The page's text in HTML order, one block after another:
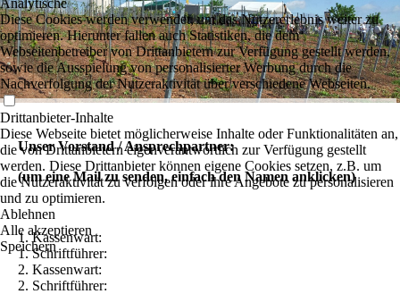
Unser Vorstand / Ansprechpartner:
(um eine Mail zu senden, einfach den Namen anklicken)
1. Kassenwart:
1. Schriftführer:
2. Kassenwart:
2. Schriftführer:
Analytische
Diese Cookies werden verwendet, um das Nutzererlebnis weiter zu
optimieren. Hierunter fallen auch Statistiken, die dem
Webseitenbetreiber von Drittanbietern zur Verfügung gestellt werden,
sowie die Ausspielung von personalisierter Werbung durch die
Nachverfolgung der Nutzeraktivität über verschiedene Webseiten.
Drittanbieter-Inhalte
Diese Webseite bietet möglicherweise Inhalte oder Funktionalitäten an,
die von Drittanbietern eigenverantwortlich zur Verfügung gestellt
werden. Diese Drittanbieter können eigene Cookies setzen, z.B. um
die Nutzeraktivität zu verfolgen oder ihre Angebote zu personalisieren
und zu optimieren.
Ablehnen
Alle akzeptieren
Speichern